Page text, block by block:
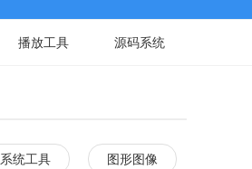
播放工具 源码系统
系统工具 图形图像